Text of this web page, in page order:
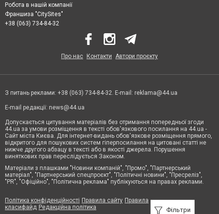
Фільтри
Робота в нашій компанії
Франшиза "CitySites"
+38 (063) 734-84-32
Про нас Контакти Автори проєкту
З питань реклами: +38 (063) 734-84-32. E-mail: reklama@44.ua
E-mail редакції: news@44.ua
Допускається цитування матеріалів без отримання попередньої згоди
44.ua за умови розміщення в тексті обов'язкового посилання на 44.ua -
Сайт міста Києва. Для інтернет-видань обов'язкове розміщення прямого,
відкритого для пошукових систем гіперпосилання на цитовані статті не
нижче другого абзацу в тексті або в якості джерела. Порушення
виняткових прав переслідується Законом.
Матеріали з плашками "Новини компаній", "Промо", "Партнерський
матеріал", "Партнерський спецпроєкт", "Політичні новини", "Пресреліз",
"PR", "Офіційно", "Політична реклама" публікуються на правах реклами.
Політика конфіденційності Правила сайту Правила
класифайд Редакційна політика